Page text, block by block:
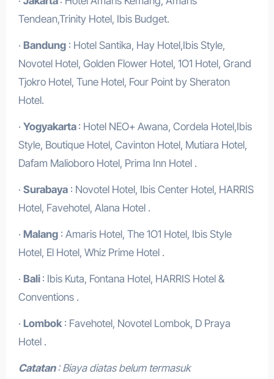
Tendean,Trinity Hotel, Ibis Budget.
· Bandung: Hotel Santika, Hay Hotel,Ibis Style,
Novotel Hotel, Golden Flower Hotel, 1O1 Hotel, Grand
Tjokro Hotel, Tune Hotel, Four Point by Sheraton
Hotel.
· Yogyakarta : Hotel NEO+ Awana, Cordela Hotel,Ibis
Style, Boutique Hotel, Cavinton Hotel, Mutiara Hotel,
Dafam Malioboro Hotel, Prima Inn Hotel .
· Surabaya: Novotel Hotel, Ibis Center Hotel, HARRIS
Hotel, Favehotel, Alana Hotel .
· Malang: Amaris Hotel, The 1O1 Hotel, Ibis Style
Hotel, El Hotel, Whiz Prime Hotel .
· Bali : Ibis Kuta, Fontana Hotel, HARRIS Hotel &
Conventions .
· Lombok: Favehotel, Novotel Lombok, D Praya
Hotel .
Catatan: Biaya diatas belum termasuk